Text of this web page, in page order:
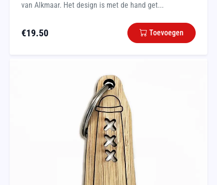
van Alkmaar. Het design is met de hand get...
€19.50 Toevoegen